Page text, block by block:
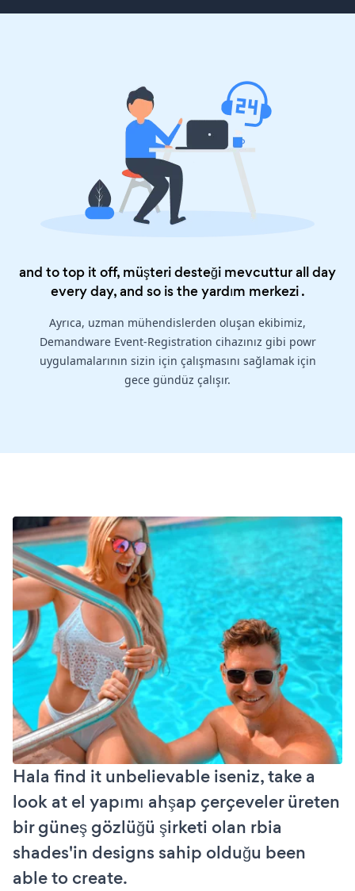
and to top it off, müşteri desteği mevcuttur all day
every day, and so is theyardım merkezi.
Ayrıca, uzman mühendislerden oluşan ekibimiz,
Demandware Event-Registration cihazınız gibi powr
uygulamalarının sizin için çalışmasını sağlamak için
gece gündüz çalışır.
Hala find it unbelievable iseniz, take a
look at el yapımı ahşap çerçeveler üreten
bir güneş gözlüğü şirketi olan rbia
shades'in designs sahip olduğu been
able to create.